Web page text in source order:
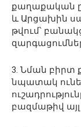
քաղաքական
և Արցախին
թվում՝
3. Նման բիրտ
նպատակ
բազմաթիվ